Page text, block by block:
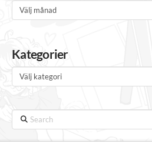
Arkiv
Kategorier
Kategorier
Search